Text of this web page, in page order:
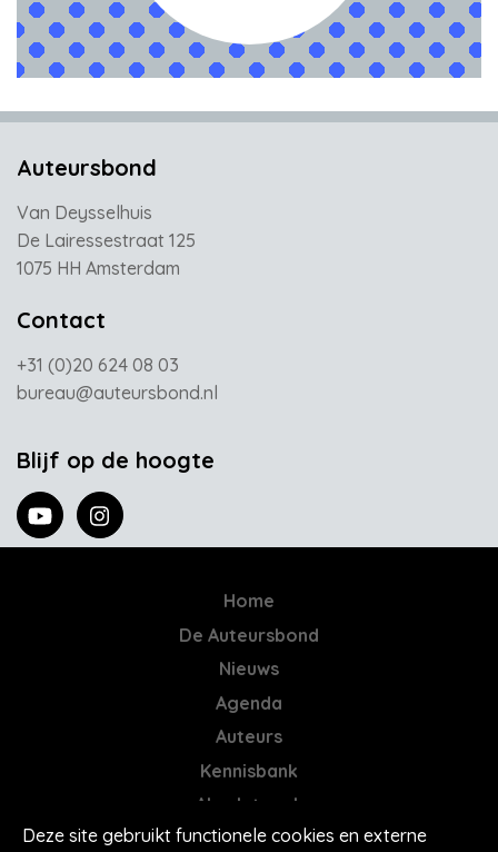
Deze site gebruikt functionele cookies en externe
Auteursbond
Van Deysselhuis
De Lairessestraat 125
1075 HH Amsterdam
Contact
+31 (0)20 624 08 03
bureau@auteursbond.nl
Blijf op de hoogte
Home
De Auteursbond
Nieuws
Agenda
Auteurs
Kennisbank
AI = Jatwerk
Contact